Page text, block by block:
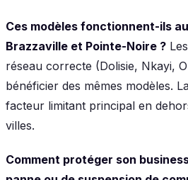
Ces modèles fonctionnent-ils
Brazzaville et Pointe-Noire ?
réseau correcte (Dolisie, Nkayi,
bénéficier des mêmes modèles.
facteur limitant principal en
villes.
Comment protéger son